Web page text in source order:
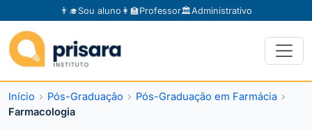
👨‍🎓Sou aluno 👩‍🏫Professor🏛️Administrativo
Início Pós-Graduação
Pós-Graduação em Farmácia
Farmacologia